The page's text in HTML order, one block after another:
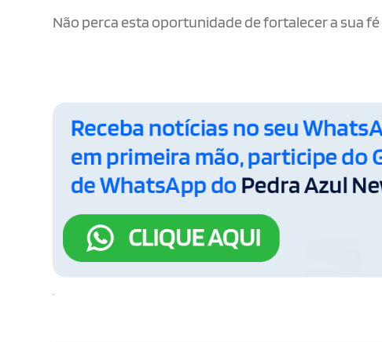
Não perca esta oportunidade de fortalecer a sua